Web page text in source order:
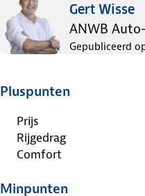
Gert Wisse
ANWB
Gepubliceerd
Pluspunten
Prijs
Rijgedrag
Comfort
Minpunten